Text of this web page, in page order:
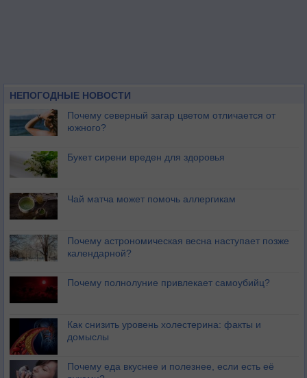
НЕПОГОДНЫЕ НОВОСТИ
Почему северный загар цветом отличается от
южного?
Букет сирени вреден для здоровья
Чай матча может помочь аллергикам
Почему астрономическая весна наступает позже
календарной?
Почему полнолуние привлекает самоубийц?
Как снизить уровень холестерина: факты и
домыслы
Почему еда вкуснее и полезнее, если есть её